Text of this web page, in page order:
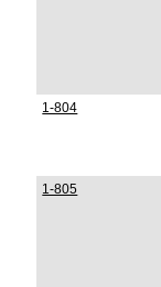
1-804
1-805